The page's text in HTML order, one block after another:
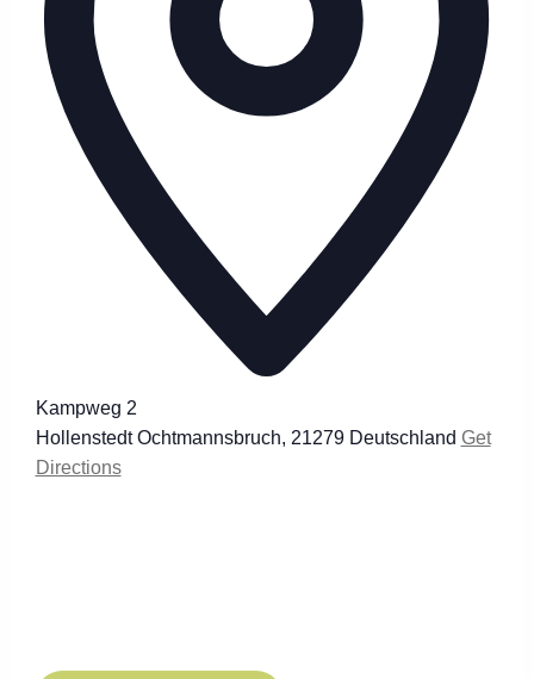
Kampweg 2
Hollenstedt Ochtmannsbruch, 21279 Deutschland Get
Directions